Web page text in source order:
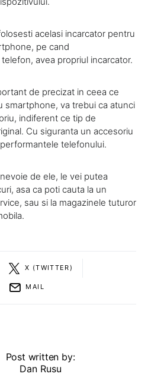
acelasi incarcator pentru
pe cand
avea propriul incarcator.
de precizat in ceea ce
smartphone, va trebui ca atunci
indiferent ce tip de
Cu siguranta un accesoriu
telefonului.
de ele, le vei putea
asa ca poti cauta la un
sau si la magazinele tuturor
X (TWITTER)
MAIL
Post written by:
Dan Rusu